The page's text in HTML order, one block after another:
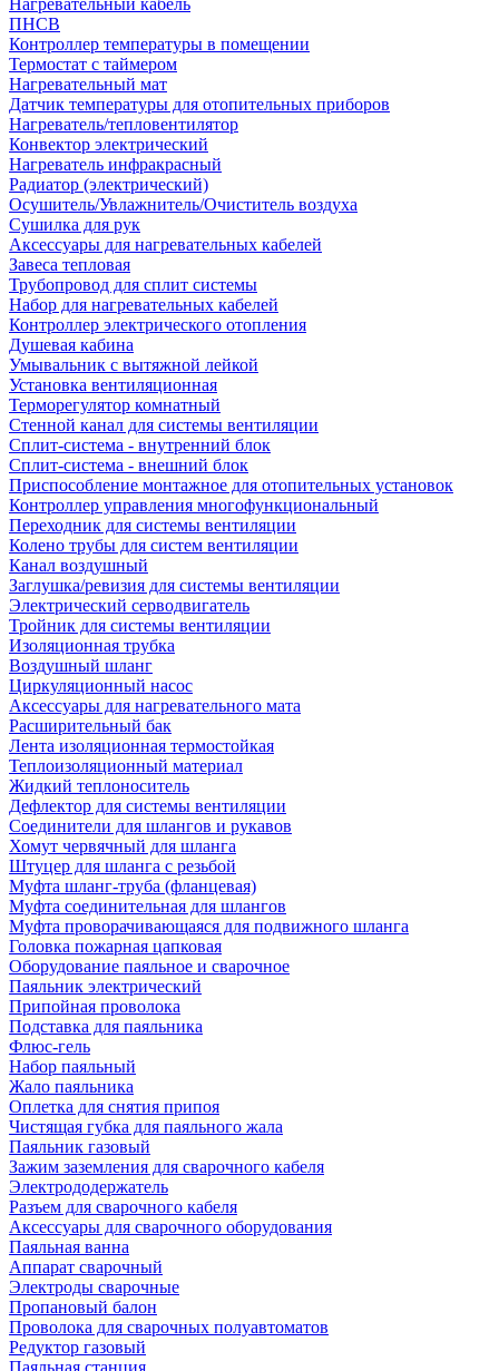
Нагревательный кабель
ПНСВ
Контроллер температуры в помещении
Термостат с таймером
Нагревательный мат
Датчик температуры для отопительных приборов
Нагреватель/тепловентилятор
Конвектор электрический
Нагреватель инфракрасный
Радиатор (электрический)
Осушитель/Увлажнитель/Очиститель воздуха
Сушилка для рук
Аксессуары для нагревательных кабелей
Завеса тепловая
Трубопровод для сплит системы
Набор для нагревательных кабелей
Контроллер электрического отопления
Душевая кабина
Умывальник с вытяжной лейкой
Установка вентиляционная
Терморегулятор комнатный
Стенной канал для системы вентиляции
Сплит-система - внутренний блок
Сплит-система - внешний блок
Приспособление монтажное для отопительных установок
Контроллер управления многофункциональный
Переходник для системы вентиляции
Колено трубы для систем вентиляции
Канал воздушный
Заглушка/ревизия для системы вентиляции
Электрический серводвигатель
Тройник для системы вентиляции
Изоляционная трубка
Воздушный шланг
Циркуляционный насос
Аксессуары для нагревательного мата
Расширительный бак
Лента изоляционная термостойкая
Теплоизоляционный материал
Жидкий теплоноситель
Дефлектор для системы вентиляции
Соединители для шлангов и рукавов
Хомут червячный для шланга
Штуцер для шланга с резьбой
Муфта шланг-труба (фланцевая)
Муфта соединительная для шлангов
Муфта проворачивающаяся для подвижного шланга
Головка пожарная цапковая
Оборудование паяльное и сварочное
Паяльник электрический
Припойная проволока
Подставка для паяльника
Флюс-гель
Набор паяльный
Жало паяльника
Оплетка для снятия припоя
Чистящая губка для паяльного жала
Паяльник газовый
Зажим заземления для сварочного кабеля
Электрододержатель
Разъем для сварочного кабеля
Аксессуары для сварочного оборудования
Паяльная ванна
Аппарат сварочный
Электроды сварочные
Пропановый балон
Проволока для сварочных полуавтоматов
Редуктор газовый
Паяльная станция